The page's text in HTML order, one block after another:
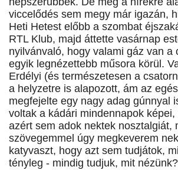
viccelődés sem megy már igazán,
Heti Hetest előbb a szombat
RTL Klub, majd áttette vasárnap
nyilvánvaló, hogy valami gáz van a
egyik legnézettebb műsora körül.
Erdélyi (és természetesen a
a helyzetre is alapozott, ám az
megfejelte egy nagy adag gúnnyal
voltak a kádári mindennapok
azért sem adok nektek nosztalgiát,
szövegemmel úgy megkeverem
katyvaszt, hogy azt sem tudjátok,
tényleg - mindig tudjuk, mit nézünk?